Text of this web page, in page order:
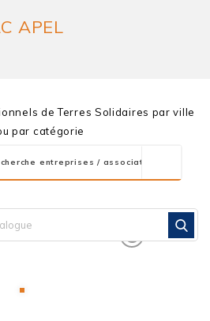
de Terres Solidaires par ville
par catégorie